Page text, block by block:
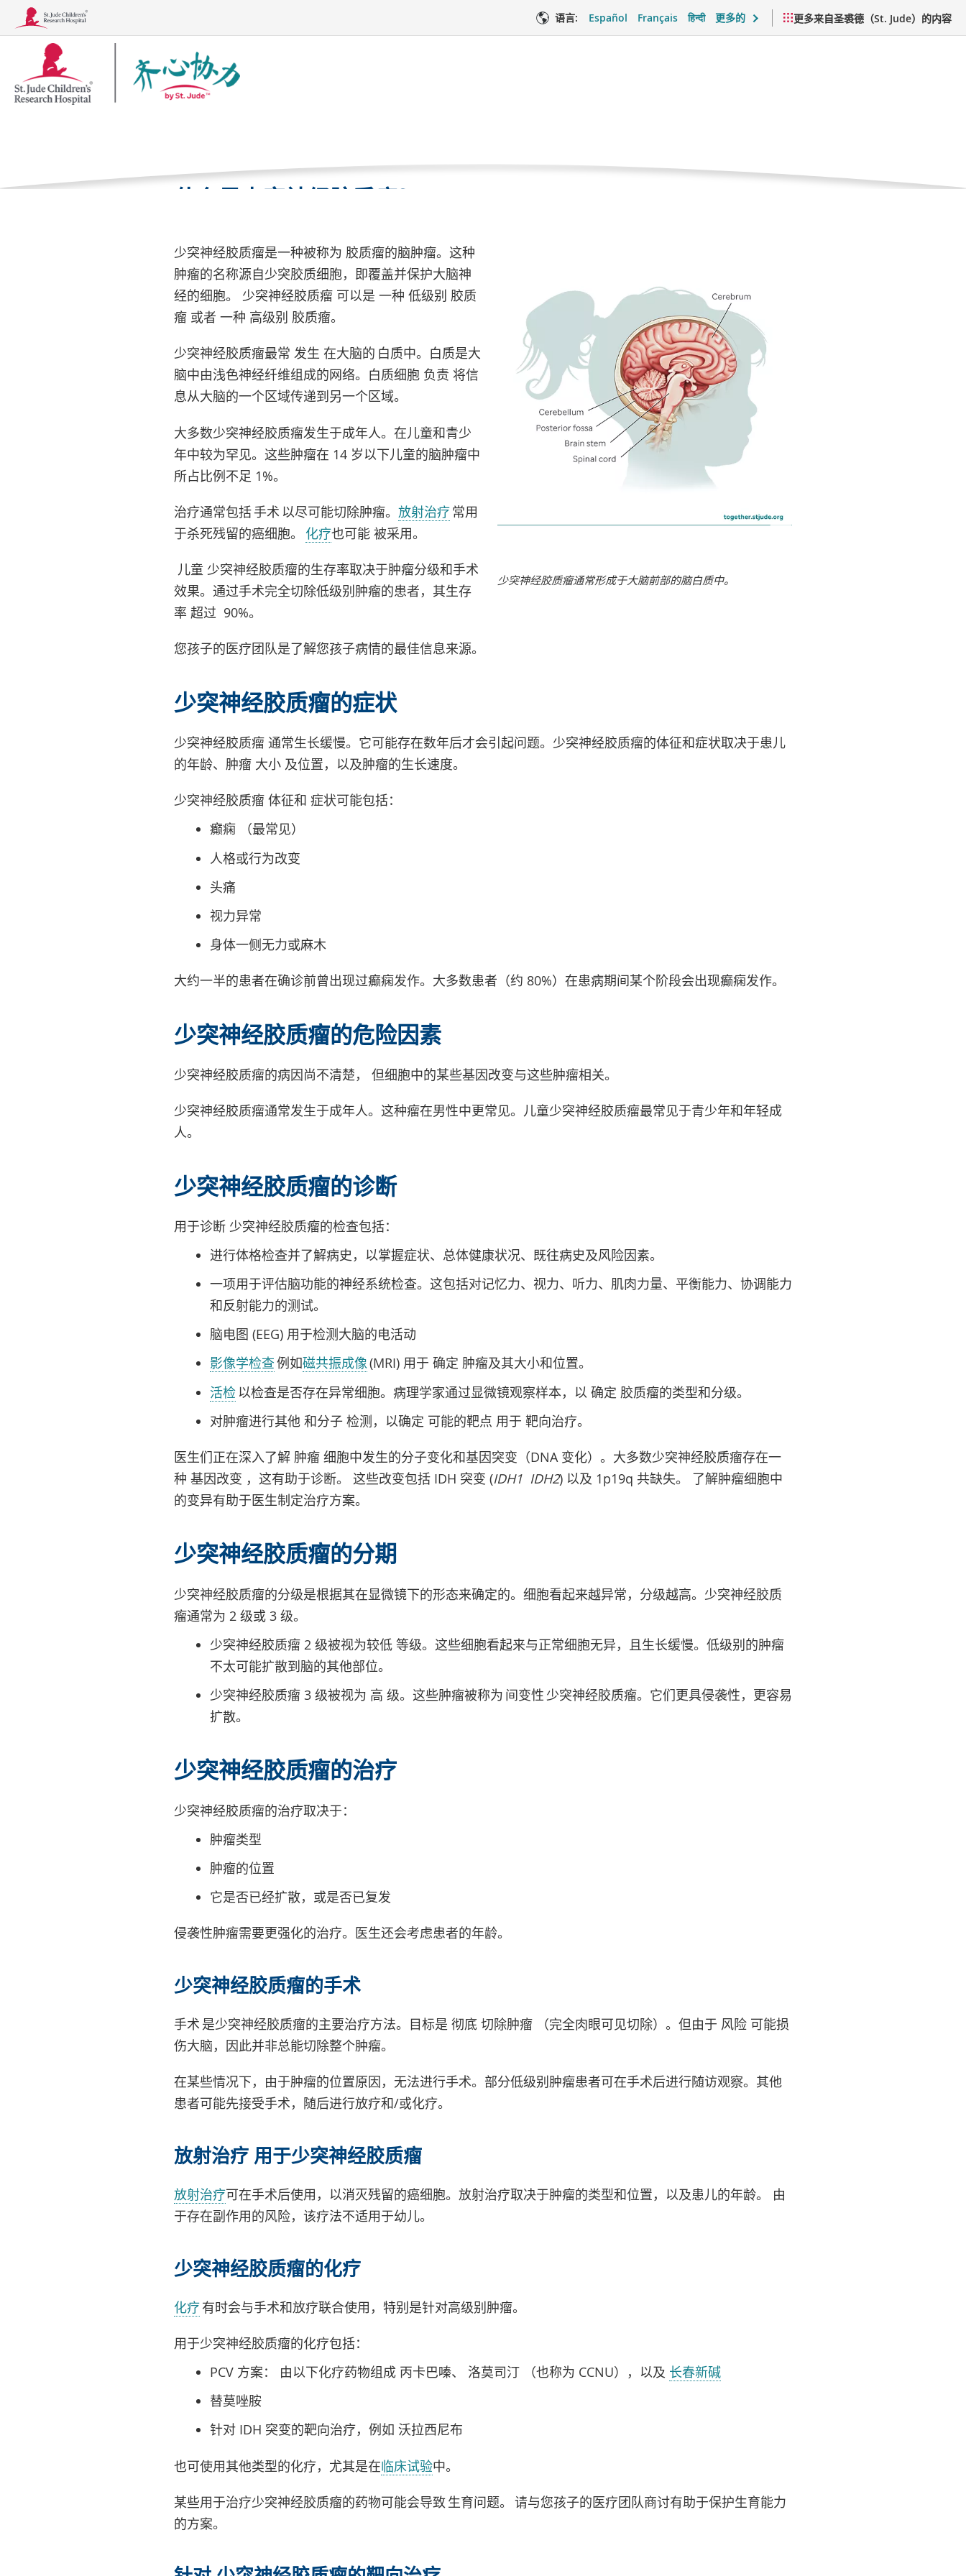
语言: Español Français हिन्दी 更多的 更多来自圣裘德（St. Jude）的内容
少突神经胶质瘤
什么是少突神经胶质瘤？
少突神经胶质瘤通常形成于大脑前部的脑白质中。
少突神经胶质瘤是一种被称为 胶质瘤的脑肿瘤。这种
肿瘤的名称源自少突胶质细胞，即覆盖并保护大脑神
经的细胞。 少突神经胶质瘤 可以是 一种 低级别 胶质
瘤 或者 一种 高级别 胶质瘤。
少突神经胶质瘤最常 发生 在大脑的 白质中。白质是大
脑中由浅色神经纤维组成的网络。白质细胞 负责 将信
息从大脑的一个区域传递到另一个区域。
大多数少突神经胶质瘤发生于成年人。在儿童和青少
年中较为罕见。这些肿瘤在 14 岁以下儿童的脑肿瘤中
所占比例不足 1%。
治疗通常包括 手术 以尽可能切除肿瘤。 放射治疗常用
于杀死残留的癌细胞。 化疗也可能 被采用。
儿童 少突神经胶质瘤的生存率取决于肿瘤分级和手术
效果。通过手术完全切除低级别肿瘤的患者，其生存
率 超过 90%。
您孩子的医疗团队是了解您孩子病情的最佳信息来源。
少突神经胶质瘤的症状
少突神经胶质瘤 通常生长缓慢。它可能存在数年后才会引起问题。少突神经胶质瘤的体征和症状取决于患儿
的年龄、肿瘤 大小 及位置，以及肿瘤的生长速度。
少突神经胶质瘤 体征和 症状可能包括：
癫痫（最常见）
人格或行为改变
头痛
视力异常
身体一侧无力或麻木
大约一半的患者在确诊前曾出现过癫痫发作。大多数患者（约 80%）在患病期间某个阶段会出现癫痫发作。
少突神经胶质瘤的危险因素
少突神经胶质瘤的病因尚不清楚， 但细胞中的某些基因改变与这些肿瘤相关。
少突神经胶质瘤通常发生于成年人。这种瘤在男性中更常见。儿童少突神经胶质瘤最常见于青少年和年轻成
人。
少突神经胶质瘤的诊断
用于诊断 少突神经胶质瘤的检查包括：
进行体格检查并了解病史，以掌握症状、总体健康状况、既往病史及风险因素。
一项用于评估脑功能的神经系统检查。这包括对记忆力、视力、听力、肌肉力量、平衡能力、协调能力
和反射能力的测试。
脑电图 (EEG) 用于检测大脑的电活动
影像学检查例如磁共振成像(MRI) 用于 确定 肿瘤及其大小和位置。
活检以检查是否存在异常细胞。病理学家通过显微镜观察样本，以 确定 胶质瘤的类型和分级。
对肿瘤进行其他 和分子 检测，以确定 可能的靶点 用于 靶向治疗。
医生们正在深入了解 肿瘤 细胞中发生的分子变化和基因突变（DNA 变化）。大多数少突神经胶质瘤存在一
种 基因改变 ，这有助于诊断。 这些改变包括 IDH 突变 (IDH1 IDH2) 以及 1p19q 共缺失。 了解肿瘤细胞中
的变异有助于医生制定治疗方案。
少突神经胶质瘤的分期
少突神经胶质瘤的分级是根据其在显微镜下的形态来确定的。细胞看起来越异常，分级越高。少突神经胶质
瘤通常为 2 级或 3 级。
少突神经胶质瘤 2 级被视为较低 等级。这些细胞看起来与正常细胞无异，且生长缓慢。低级别的肿瘤
不太可能扩散到脑的其他部位。
少突神经胶质瘤 3 级被视为 高 级。这些肿瘤被称为 间变性 少突神经胶质瘤。它们更具侵袭性，更容易
扩散。
少突神经胶质瘤的治疗
少突神经胶质瘤的治疗取决于：
肿瘤类型
肿瘤的位置
它是否已经扩散，或是否已复发
侵袭性肿瘤需要更强化的治疗。医生还会考虑患者的年龄。
少突神经胶质瘤的手术
手术 是少突神经胶质瘤的主要治疗方法。目标是 彻底 切除肿瘤 （完全肉眼可见切除）。但由于 风险 可能损
伤大脑，因此并非总能切除整个肿瘤。
在某些情况下，由于肿瘤的位置原因，无法进行手术。部分低级别肿瘤患者可在手术后进行随访观察。其他
患者可能先接受手术，随后进行放疗和/或化疗。
放射治疗 用于少突神经胶质瘤
放射治疗可在手术后使用，以消灭残留的癌细胞。放射治疗取决于肿瘤的类型和位置，以及患儿的年龄。 由
于存在副作用的风险，该疗法不适用于幼儿。
少突神经胶质瘤的化疗
化疗有时会与手术和放疗联合使用，特别是针对高级别肿瘤。
用于少突神经胶质瘤的化疗包括：
PCV 方案： 由以下化疗药物组成 丙卡巴嗪、 洛莫司汀 （也称为 CCNU），以及 长春新碱
替莫唑胺
针对 IDH 突变的靶向治疗，例如 沃拉西尼布
也可使用其他类型的化疗，尤其是在临床试验中。
某些用于治疗少突神经胶质瘤的药物可能会导致 生育问题。 请与您孩子的医疗团队商讨有助于保护生育能力
的方案。